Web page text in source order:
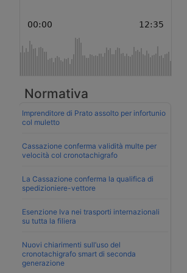
Normativa
Imprenditore di Prato assolto per infortunio
col muletto
Cassazione conferma validità multe per
velocità col cronotachigrafo
La Cassazione conferma la qualifica di
spedizioniere-vettore
Esenzione Iva nei trasporti internazionali
su tutta la filiera
Nuovi chiarimenti sull’uso del
cronotachigrafo smart di seconda
generazione